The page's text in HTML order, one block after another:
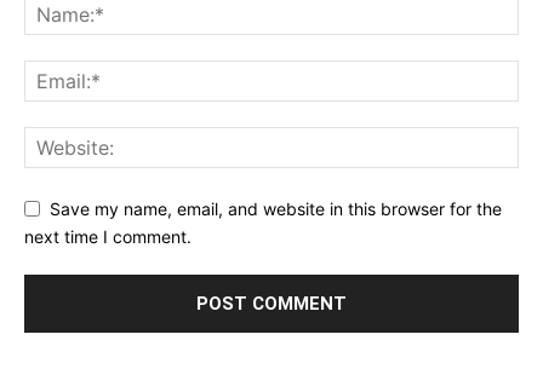
Save my name, email, and website in this browser for the
next time I comment.